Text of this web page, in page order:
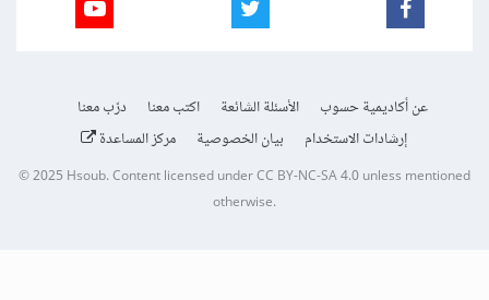
عن أكاديمية حسوب الأسئلة الشائعة اكتب معنا
درّب معنا
إرشادات الاستخدام
بيان الخصوصية مركز المساعدة
© 2025 Hsoub.Content licensed underCC BY-NC-SA 4.0unless mentioned
otherwise.